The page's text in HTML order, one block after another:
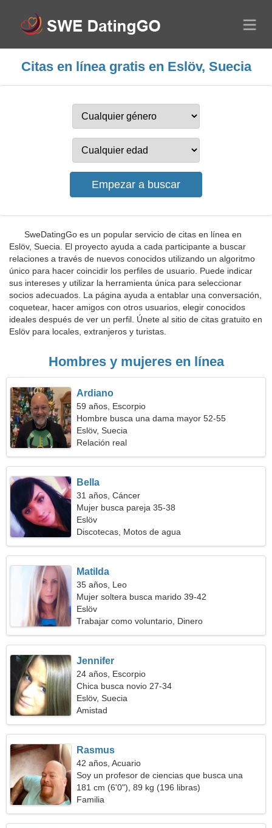
Citas en línea gratis en Eslöv, Suecia
SweDatingGo es un popular servicio de citas en línea en
Eslöv, Suecia. El proyecto ayuda a cada participante a buscar
relaciones a través de nuevos conocidos utilizando un algoritmo
único para hacer coincidir los perfiles de usuario. Puede indicar
sus intereses y utilizar la herramienta única para seleccionar
socios adecuados. La página ayuda a entablar una conversación,
coquetear, hacer amigos con otros usuarios, elegir conocidos
ideales después de ver un perfil. Únete al sitio de citas gratuito en
Eslöv para locales, extranjeros y turistas.
Hombres y mujeres en línea
Ardiano
59 años, Escorpio
Hombre busca una dama mayor 52-55
Eslöv, Suecia
Relación real
Bella
31 años, Cáncer
Mujer busca pareja 35-38
Eslöv
Discotecas, Motos de agua
Matilda
35 años, Leo
Mujer soltera busca marido 39-42
Eslöv
Trabajar como voluntario, Dinero
Jennifer
24 años, Escorpio
Chica busca novio 27-34
Eslöv, Suecia
Amistad
Rasmus
42 años, Acuario
Soy un profesor de ciencias que busca una
mujer increíble
181 cm (6'0"), 89 kg (196 libras)
Familia